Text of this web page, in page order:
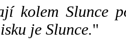
kolem Slunce
je Slunce."